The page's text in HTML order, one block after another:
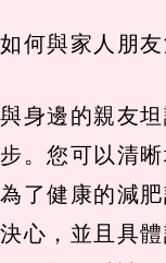
如何與家人朋
與身邊的親友
步。您可以清
為了健康的減
決心，並且具